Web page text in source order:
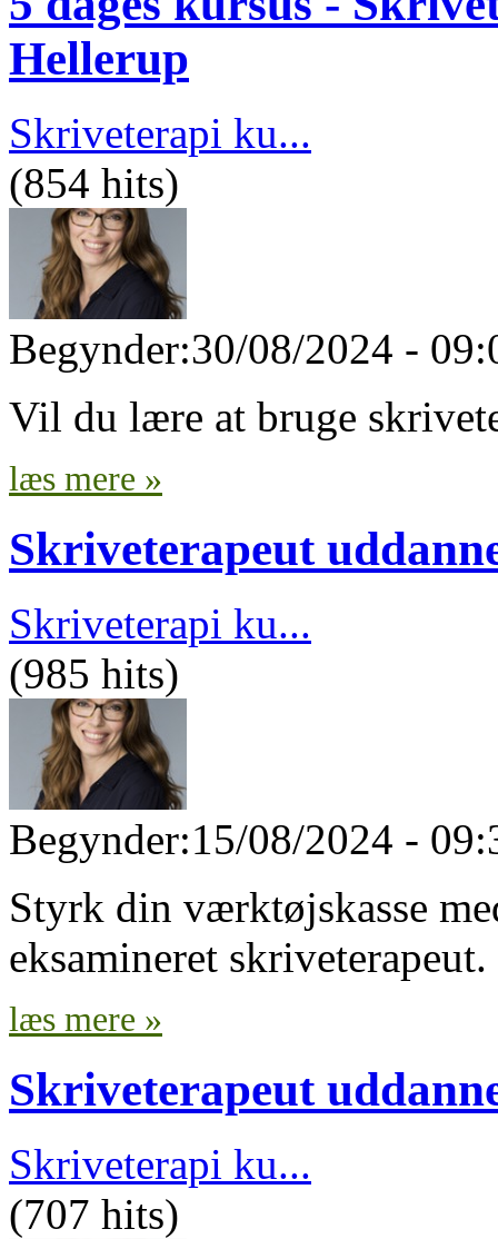
Hellerup
Skriveterapi ku...
(854 hits)
Begynder:30/08/2024 -
Vil du lære at bruge
læs mere »
Skriveterapeut
Skriveterapi ku...
(985 hits)
Begynder:15/08/2024 -
Styrk din værktøjskasse
eksamineret skriveterapeut.
læs mere »
Skriveterapeut
Skriveterapi ku...
(707 hits)